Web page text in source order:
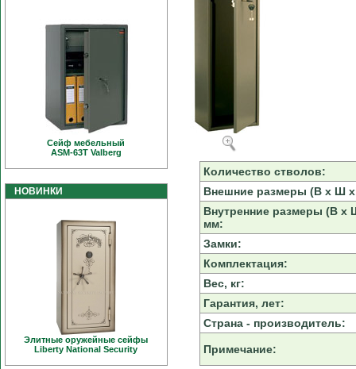
Сейф мебельный
ASM-63T Valberg
НОВИНКИ
Элитные оружейные сейфы
Liberty National Security
Количество стволов:
Внешние размеры (В х Ш
Внутренние размеры (В х
мм:
Замки:
Комплектация:
Вес, кг:
Гарантия, лет:
Страна - производитель:
Примечание: